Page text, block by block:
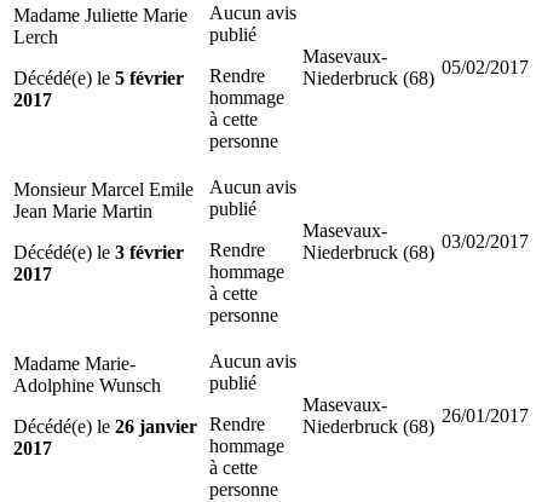
Madame Juliette Marie
Lerch
Décédé(e) le 5 février
2017
Aucun avis
publié
Rendre
hommage
à cette
personne
Masevaux-
Niederbruck (68)
05/02/2017
Monsieur Marcel Emile
Jean Marie Martin
Décédé(e) le 3 février
2017
Aucun avis
publié
Rendre
hommage
à cette
personne
Masevaux-
Niederbruck (68)
03/02/2017
Madame Marie-
Adolphine Wunsch
Décédé(e) le 26 janvier
2017
Aucun avis
publié
Rendre
hommage
à cette
personne
Masevaux-
Niederbruck (68)
26/01/2017